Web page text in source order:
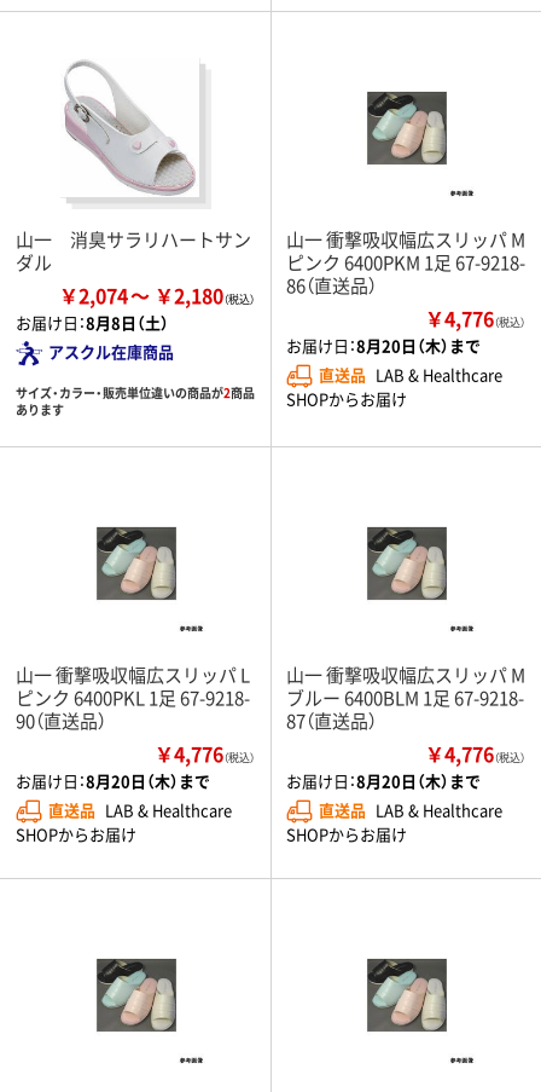
山一 消臭サラリハートサン
ダル
￥2,074 ￥2,180
お届け日：8月8日（土）
アスクル在庫商品
サイズ・カラー・販売単位違いの商品が2商品
あります
山一 衝撃吸収幅広スリッパ M
ピンク 6400PKM 1足 67-9218-
86（直送品）
￥4,776（税込）
お届け日：8月20日（木）まで
直送品 LAB & Healthcare
SHOPからお届け
山一 衝撃吸収幅広スリッパ L
ピンク 6400PKL 1足 67-9218-
90（直送品）
￥4,776（税込）
お届け日：8月20日（木）まで
直送品 LAB & Healthcare
SHOPからお届け
山一 衝撃吸収幅広スリッパ M
ブルー 6400BLM 1足 67-9218-
87（直送品）
￥4,776（税込）
お届け日：8月20日（木）まで
直送品 LAB & Healthcare
SHOPからお届け